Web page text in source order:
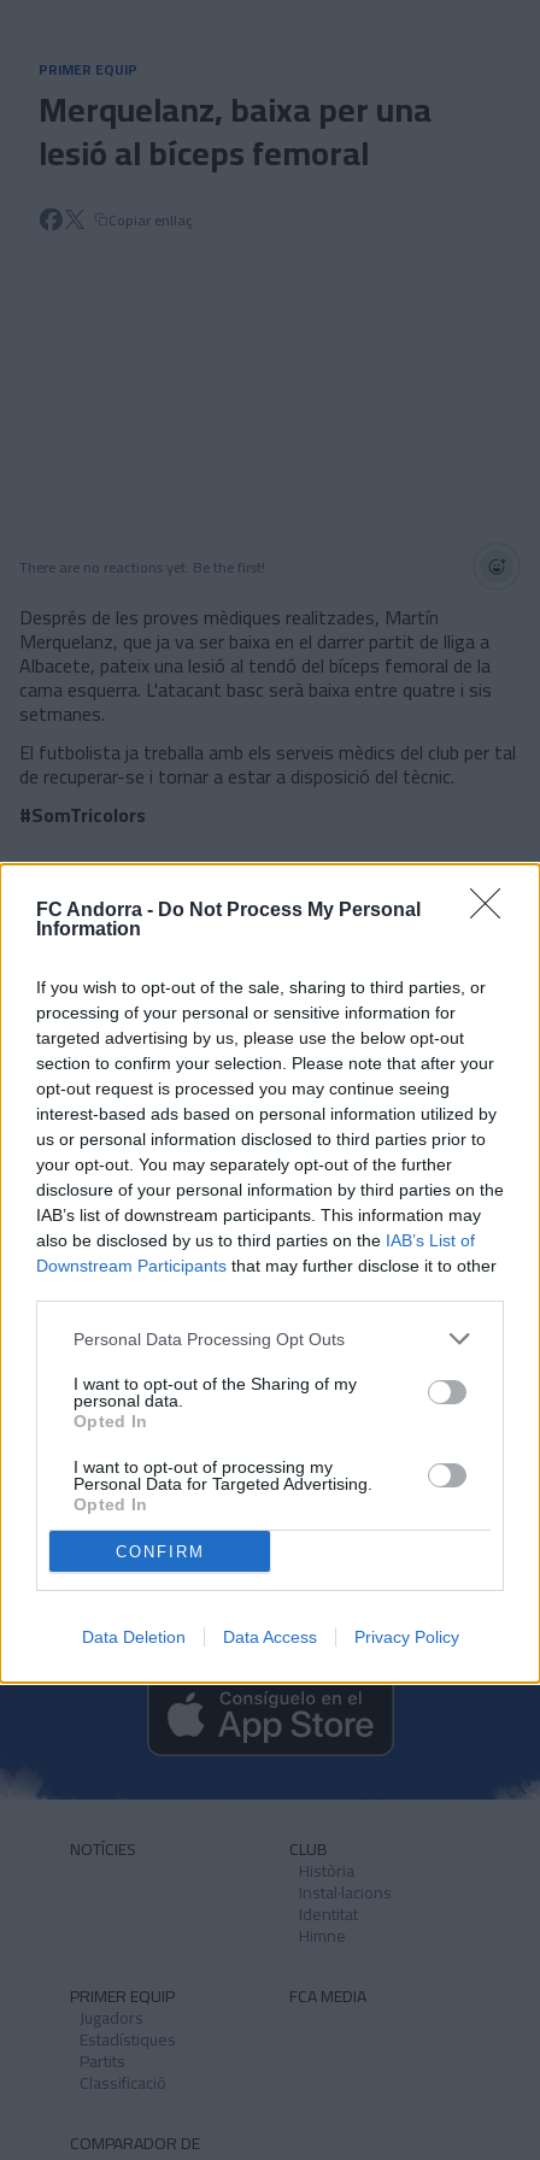
FC Andorra - Do Not Process My Personal
Information
If you wish to opt-out of the sale, sharing to third parties, or
processing of your personal or sensitive information for
targeted advertising by us, please use the below opt-out
section to confirm your selection. Please note that after your
opt-out request is processed you may continue seeing
interest-based ads based on personal information utilized by
us or personal information disclosed to third parties prior to
your opt-out. You may separately opt-out of the further
disclosure of your personal information by third parties on the
IAB’s list of downstream participants. This information may
also be disclosed by us to third parties on the IAB’s List of
Downstream Participants that may further disclose it to other
Personal Data Processing Opt Outs
I want to opt-out of the Sharing of my
personal data.
Opted In
I want to opt-out of processing my
Personal Data for Targeted Advertising.
Opted In
CONFIRM
Data Deletion Data Access Privacy Policy
PRIMER EQUIP
Merquelanz, baixa per una
lesió al bíceps femoral
Copiar enllaç
There are no reactions yet. Be the first!
Després de les proves mèdiques realitzades, Martín
Merquelanz, que ja va ser baixa en el darrer partit de lliga a
Albacete, pateix una lesió al tendó del bíceps femoral de la
cama esquerra. L'atacant basc serà baixa entre quatre i sis
setmanes.
El futbolista ja treballa amb els serveis mèdics del club per tal
de recuperar-se i tornar a estar a disposició del tècnic.
#SomTricolors
Notícies relacionades
PRIMER EQUIP
Enes Sali, talent jove per a l'atac
tricolor
PRIMER EQUIP
Acord amb el Mallorca pel traspàs de
Josep Cerdà
PRIMER EQUIP
L'Andorra és superior i aconsegueix
una victòria convincent
PRIMER EQUIP
DESCARREGA L'APLICACIÓ ARA
NOTÍCIES CLUB
Història
Instal·lacions
Identitat
Himne
PRIMER EQUIP
Jugadors
Estadístiques
Partits
Classificació
FCA MEDIA
COMPARADOR DE